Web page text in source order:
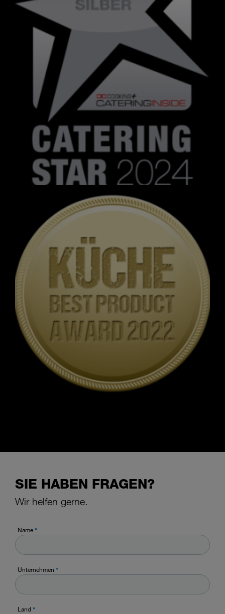
SIE HABEN FRAGEN?
Wir helfen gerne.
Name*
Unternehmen *
Land*